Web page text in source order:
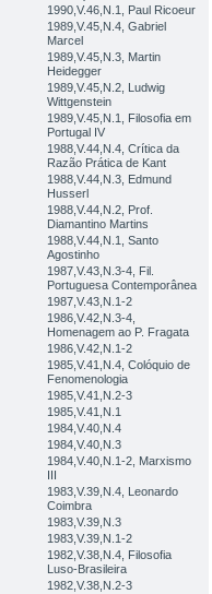
1990,V.46,N.1, Paul Ricoeur
1989,V.45,N.4, Gabriel
Marcel
1989,V.45,N.3, Martin
Heidegger
1989,V.45,N.2, Ludwig
Wittgenstein
1989,V.45,N.1, Filosofia em
Portugal IV
1988,V.44,N.4, Crítica da
Razão Prática de Kant
1988,V.44,N.3, Edmund
Husserl
1988,V.44,N.2, Prof.
Diamantino Martins
1988,V.44,N.1, Santo
Agostinho
1987,V.43,N.3-4, Fil.
Portuguesa Contemporânea
1987,V.43,N.1-2
1986,V.42,N.3-4,
Homenagem ao P. Fragata
1986,V.42,N.1-2
1985,V.41,N.4, Colóquio de
Fenomenologia
1985,V.41,N.2-3
1985,V.41,N.1
1984,V.40,N.4
1984,V.40,N.3
1984,V.40,N.1-2, Marxismo
III
1983,V.39,N.4, Leonardo
Coimbra
1983,V.39,N.3
1983,V.39,N.1-2
1982,V.38,N.4, Filosofia
Luso-Brasileira
1982,V.38,N.2-3